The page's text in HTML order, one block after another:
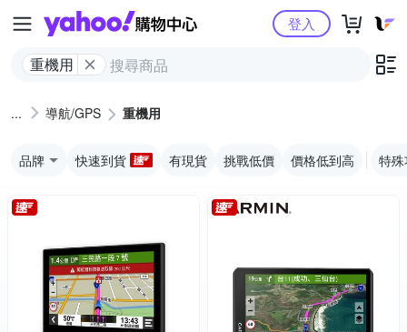
Yahoo購物中心
重機用
登入
導航/GPS 重機用
品牌 快速到貨 有現貨 挑戰低價 價格低到高 特